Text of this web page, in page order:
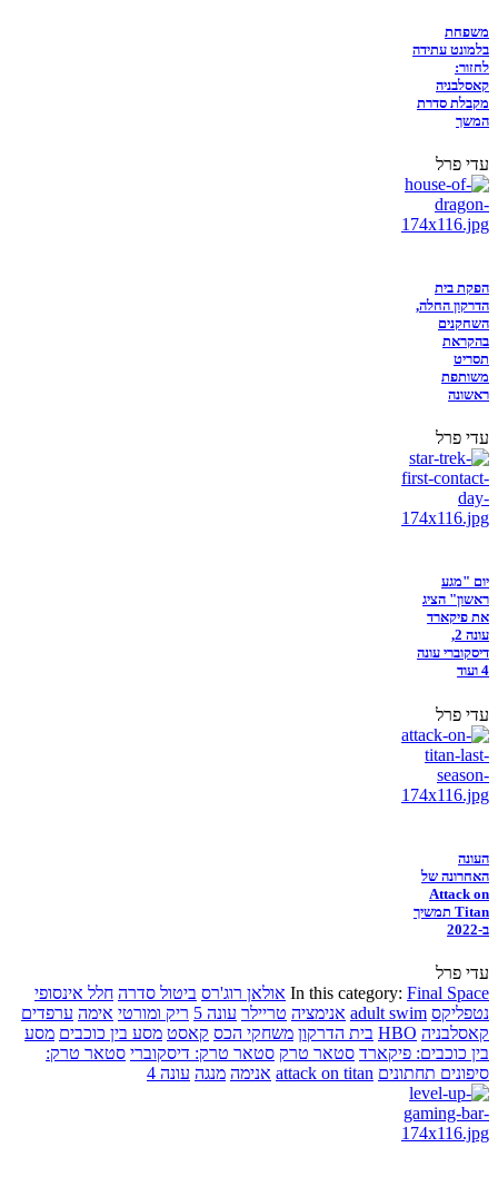
משפחת
בלמונט עתידה
לחזור:
קאסלבניה
מקבלת סדרת
המשך
עדי פרל
הפקת בית
הדרקון החלה,
השחקנים
בהקראת
תסריט
משותפת
ראשונה
עדי פרל
יום "מגע
ראשון" הציג
את פיקארד
עונה 2,
דיסקוברי עונה
4 ועוד
עדי פרל
העונה
האחרונה של
Attack on
Titan תמשיך
ב-2022
עדי פרל
In this category: Final Space אולאן רוג'רס ביטול סדרה חלל אינסופי
נטפליקס adult swim אנימציה טריילר עונה 5 ריק ומורטי אימה ערפדים
קאסלבניה HBO בית הדרקון משחקי הכס קאסט מסע בין כוכבים מסע
בין כוכבים: פיקארד סטאר טרק סטאר טרק: דיסקוברי סטאר טרק:
סיפונים תחתונים attack on titan אנימה מנגה עונה 4